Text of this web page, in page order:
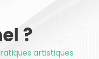
?
artistiques